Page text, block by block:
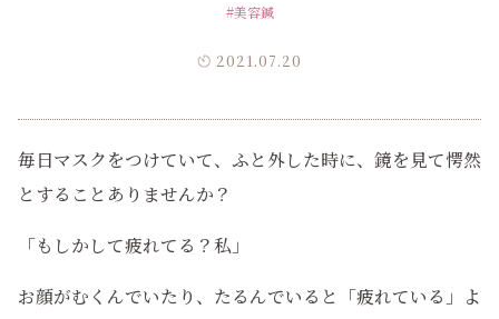
#美容鍼
2021.07.20
毎日マスクをつけていて、ふと外した時に、鏡を見て愕然
とすることありませんか？
「もしかして疲れてる？私」
お顔がむくんでいたり、たるんでいると「疲れている」よ